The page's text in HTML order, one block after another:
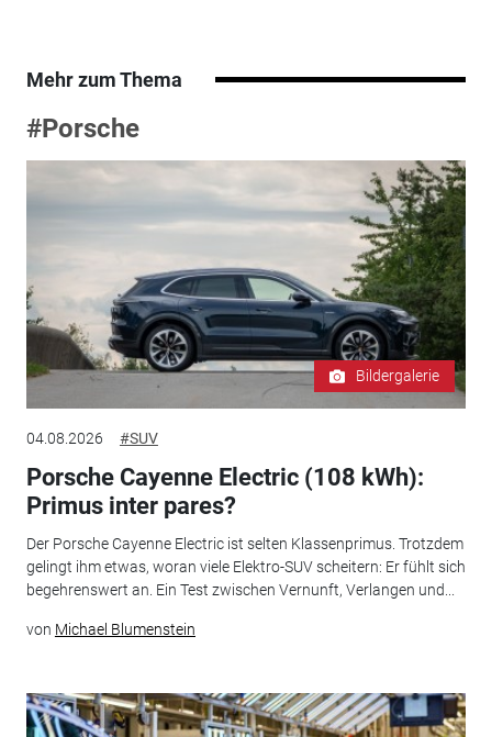
Mehr zum Thema
#Porsche
Bildergalerie
04.08.2026 #SUV
Porsche Cayenne Electric (108 kWh):
Primus inter pares?
Der Porsche Cayenne Electric ist selten Klassenprimus. Trotzdem
gelingt ihm etwas, woran viele Elektro-SUV scheitern: Er fühlt sich
begehrenswert an. Ein Test zwischen Vernunft, Verlangen und...
von Michael Blumenstein